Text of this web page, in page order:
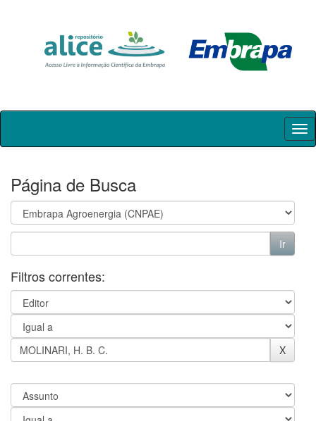
Skip
Página de Busca
Filtros correntes: